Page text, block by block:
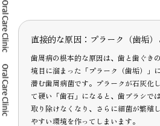
直接的な原因：プラーク（歯垢
歯周病の根本的な原因は、歯と歯ぐきの
境目に溜まった「プラーク（歯垢）」に
潜む歯周病菌です。プラークが石灰化し
て硬い「歯石」になると、歯ブラシで
取り除けなくなり、さらに細菌が繁殖し
やすい環境を作ってしまいます。